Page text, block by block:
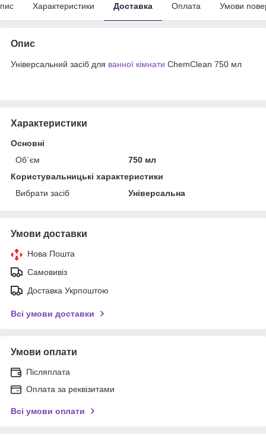
Характеристики Доставка Оплата Умови
Опис
Універсальний засіб для ванної кімнати ChemClean 750 мл
Характеристики
Основні
Об`єм
750 мл
Користувальницькі характеристики
Вибрати засіб
Універсальна
Умови доставки
Нова Пошта
Самовивіз
Доставка Укрпоштою
Всі умови доставки
Умови оплати
Післяплата
Оплата за реквізитами
Всі умови оплати